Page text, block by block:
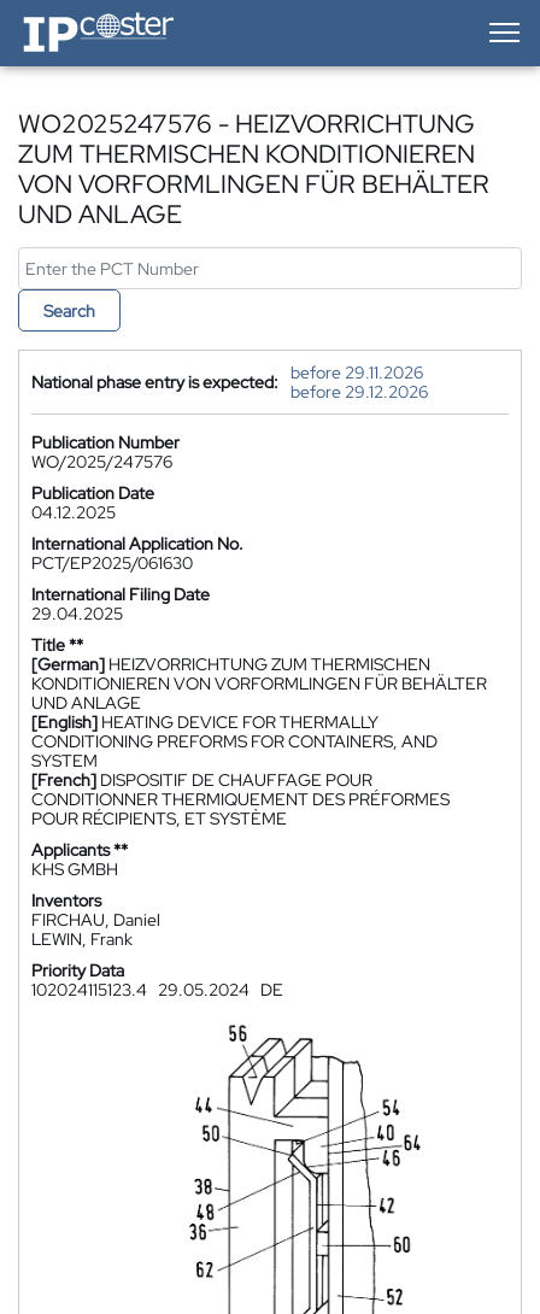
IP-Coster — Home
WO2025247576 - HEIZVORRICHTUNG
ZUM THERMISCHEN KONDITIONIEREN
VON VORFORMLINGEN FÜR BEHÄLTER
UND ANLAGE
Search
National phase entry is expected:
before 29.11.2026
before 29.12.2026
Publication Number
WO/2025/247576
Publication Date
04.12.2025
International Application No.
PCT/EP2025/061630
International Filing Date
29.04.2025
Title **
[German] HEIZVORRICHTUNG ZUM THERMISCHEN
KONDITIONIEREN VON VORFORMLINGEN FÜR BEHÄLTER
UND ANLAGE
[English] HEATING DEVICE FOR THERMALLY
CONDITIONING PREFORMS FOR CONTAINERS, AND
SYSTEM
[French] DISPOSITIF DE CHAUFFAGE POUR
CONDITIONNER THERMIQUEMENT DES PRÉFORMES
POUR RÉCIPIENTS, ET SYSTÈME
Applicants **
KHS GMBH
Inventors
FIRCHAU, Daniel
LEWIN, Frank
Priority Data
102024115123.4
29.05.2024 DE